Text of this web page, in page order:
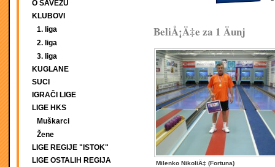
O SAVEZU
KLUBOVI
1. liga
2. liga
3. liga
KUGLANE
SUCI
IGRAČI LIGE
LIGE HKS
Muškarci
Žene
LIGE REGIJE "ISTOK"
LIGE OSTALIH REGIJA
BeliÅ¡Ä‡e za 1 Äunj
Milenko NikoliÄ‡ (Fortuna)